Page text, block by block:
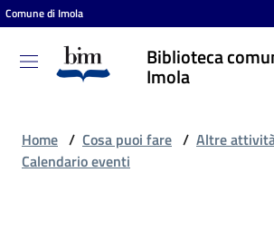
Vai al contenuto
Vai alla navigazione
Vai al footer
Comune di Imola
Biblioteca
Imola
Biblioteca
comunale
Home / Cosa puoi fare / Altre
Calendario eventi